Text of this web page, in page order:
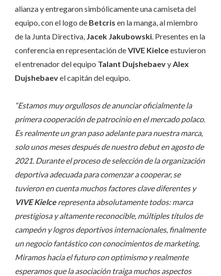
alianza y entregaron simbólicamente una camiseta del
equipo, con el logo de Betcris en la manga, al miembro
de la Junta Directiva, Jacek Jakubowski . Presentes en la
conferencia en representación deVIVE Kielceestuvieron
el entrenador del equipo Talant Dujshebaevy Alex
Dujshebaevel capitán del equipo.
“Estamos muy orgullosos de anunciar oficialmente la
primera cooperación de patrocinio en el mercado polaco.
Es realmente un gran paso adelante para nuestra marca,
solo unos meses después de nuestro debut en agosto de
2021. Durante el proceso de selección de la organización
deportiva adecuada para comenzar a cooperar, se
tuvieron en cuenta muchos factores clave diferentes y
VIVE Kielcerepresenta absolutamente todos: marca
prestigiosa y altamente reconocible, múltiples títulos de
campeón y logros deportivos internacionales, finalmente
un negocio fantástico con conocimientos de marketing.
Miramos hacia el futuro con optimismo y realmente
esperamos que la asociación traiga muchos aspectos